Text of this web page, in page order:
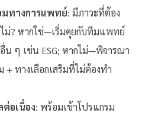
ทางการแพทย์: มีภาวะที่ต้อง
ม่? หากใช่—เริ่มคุยกับทีมแพทย์
อื่น ๆ เช่น ESG; หากไม่—พิจารณา
+ ทางเลือกเสริมที่ไม่ต้องทำ
อเนื่อง: พร้อมเข้าโปรแกรม